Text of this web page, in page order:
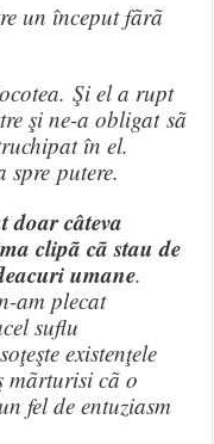
un început fãrã
Şi el a rupt
şi ne-a obligat sã
în el.
putere.
doar câteva
clipã cã stau de
umane.
am plecat
suflu
existenţele
mãrturisi cã o
fel de entuziasm